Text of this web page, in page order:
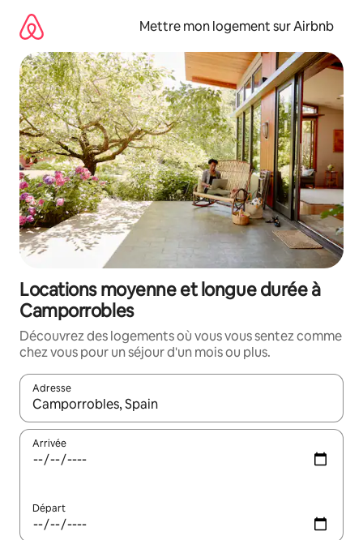
directement
contenu
Mettre mon logement sur Airbnb
Locations moyenne et longue durée à
Camporrobles
Découvrez des logements où vous vous sentez comme
chez vous pour un séjour d'un mois ou plus.
Adresse
Lorsque les résultats s'affichent, utilisez les flèches vers le
Arrivée
Départ